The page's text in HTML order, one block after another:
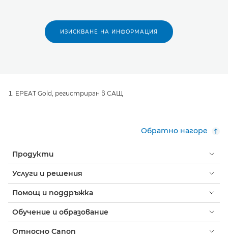
ИЗИСКВАНЕ НА ИНФОРМАЦИЯ
EPEAT Gold, регистриран в САЩ
Обратно нагоре
Продукти
Услуги и решения
Помощ и поддръжка
Обучение и образование
Относно Canon